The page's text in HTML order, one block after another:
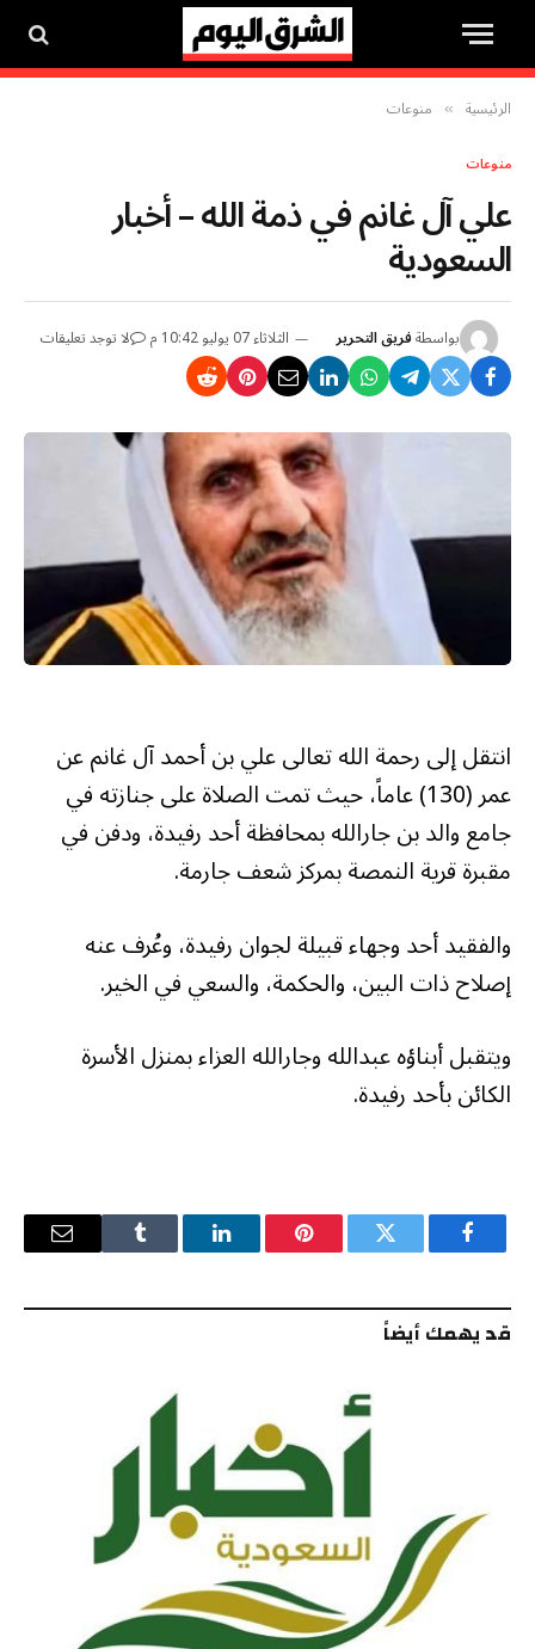
الرئيسية » منوعات
منوعات
علي آل غانم في ذمة الله – أخبار
السعودية
بواسطةفريق التحرير الثلاثاء 07 يوليو 10:42 م لا توجد تعليقات
انتقل إلى رحمة الله تعالى علي بن أحمد آل غانم عن
عمر (130) عاماً، حيث تمت الصلاة على جنازته في
جامع والد بن جارالله بمحافظة أحد رفيدة، ودفن في
مقبرة قرية النمصة بمركز شعف جارمة.
والفقيد أحد وجهاء قبيلة لجوان رفيدة، وعُرف عنه
إصلاح ذات البين، والحكمة، والسعي في الخير.
ويتقبل أبناؤه عبدالله وجارالله العزاء بمنزل الأسرة
الكائن بأحد رفيدة.
فيسبوك تويتر بينتيريستلينكدإن Tumblr
البريد
قد يهمك أيضاً